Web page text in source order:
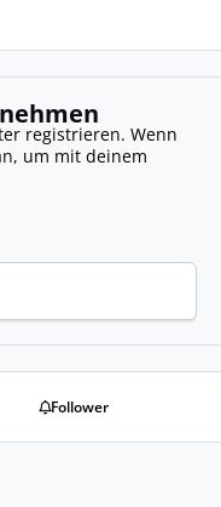
registrieren. Wenn
, um mit deinem
Follower